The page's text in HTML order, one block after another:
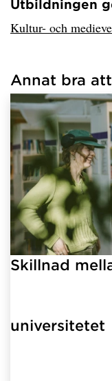
Har hämtat
Utbildningen
Kultur- och
hämtat länkar.
Annat bra
Skillnad
universitetet